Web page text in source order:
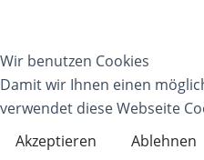
Wir benutzen Cookies
Damit wir Ihnen einen
verwendet diese Webseite
Akzeptieren
Ablehnen